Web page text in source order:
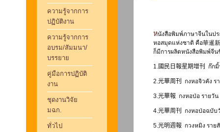
ความรู้จากการ
ปฏิบัติงาน
ความรู้จากการ
อบรม/สัมมนา/
บรรยาย
คู่มือการปฏิบัติ
งาน
ชุดงานวิจัย
มฉก.
ทั่วไป
หนังสือพิมพ์ภาษาจีนในประเทศไทย เริ่มมีการตีพิมพ์ครั้งแรกเมื่อปี 2450 ชื่อหนังสือพิมพ์จีนที่มีปรากฎไว้ใน
หอสมุดแห่งชาติ คือ華暹
ก็มีการผลิตหนังสือพิมพ์จี
1.國民日報星期增刊 ก๊ก
2.光華周刊 กงหอจิวคัง ร
3.光華報 กงหอป่อ รายวัน
4.光華周刊 กงหอป่อฉบับ
5.光明週報 กวงหมิง ราย